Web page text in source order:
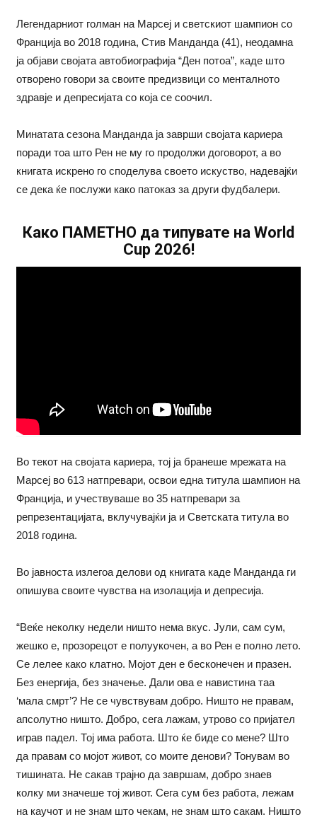
Легендарниот голман на Марсеј и светскиот шампион со
Франција во 2018 година, Стив Манданда (41), неодамна
ја објави својата автобиографија “Ден потоа”, каде што
отворено говори за своите предизвици со менталното
здравје и депресијата со која се соочил.
Минатата сезона Манданда ја заврши својата кариера
поради тоа што Рен не му го продолжи договорот, а во
книгата искрено го споделува своето искуство, надевајќи
се дека ќе послужи како патоказ за други фудбалери.
Како ПАМЕТНО да типувате на World
Cup 2026!
Во текот на својата кариера, тој ја бранеше мрежата на
Марсеј во 613 натпревари, освои една титула шампион на
Франција, и учествуваше во 35 натпревари за
репрезентацијата, вклучувајќи ја и Светската титула во
2018 година.
Во јавноста излегоа делови од книгата каде Манданда ги
опишува своите чувства на изолација и депресија.
“Веќе неколку недели ништо нема вкус. Јули, сам сум,
жешко е, прозорецот е полуукочен, а во Рен е полно лето.
Се лелее како клатно. Мојот ден е бесконечен и празен.
Без енергија, без значење. Дали ова е навистина таа
‘мала смрт’? Не се чувствувам добро. Ништо не правам,
апсолутно ништо. Добро, сега лажам, утрово со пријател
играв падел. Тој има работа. Што ќе биде со мене? Што
да правам со мојот живот, со моите денови? Тонувам во
тишината. Не сакав трајно да завршам, добро знаев
колку ми значеше тој живот. Сега сум без работа, лежам
на каучот и не знам што чекам, не знам што сакам. Ништо